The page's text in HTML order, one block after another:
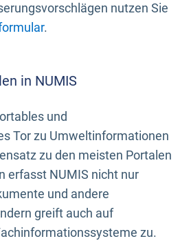
nutzen Sie
.
in NUMIS
und
Tor zu Umweltinformationen
zu den meisten Portalen
erfasst NUMIS nicht nur
und andere
greift auch auf
zu.